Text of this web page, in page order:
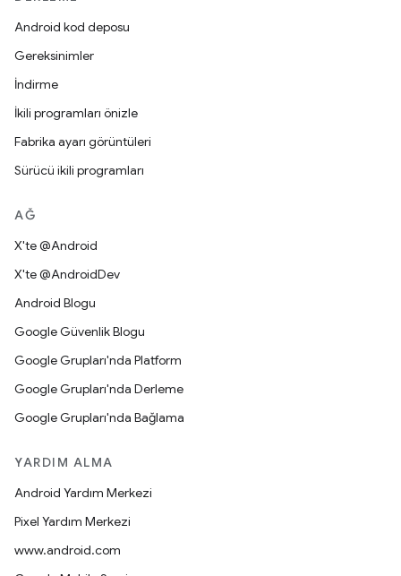
Android kod deposu
Gereksinimler
İndirme
İkili programları önizle
Fabrika ayarı görüntüleri
Sürücü ikili programları
AĞ
X'te @Android
X'te @AndroidDev
Android Blogu
Google Güvenlik Blogu
Google Grupları'nda Platform
Google Grupları'nda Derleme
Google Grupları'nda Bağlama
YARDIM ALMA
Android Yardım Merkezi
Pixel Yardım Merkezi
www.android.com